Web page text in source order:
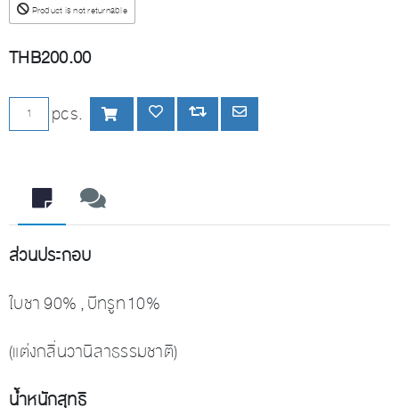
Product is not returnable
THB200.00
เพิ่มลงตะกร้า
pcs. เพิ่มลงรายการโปรดAdd to compare list
Email a friend
ส่วนประกอบ
ใบชา 90% , บีทรูท 10%
(แต่งกลิ่นวานิลาธรรมชาติ)
น้ำหนักสุทธิ